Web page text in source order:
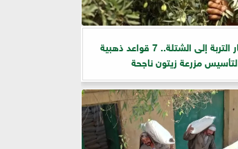
من اختيار التربة إلى الشتلة.. 7 قواعد ذهبية
لتأسيس مزرعة زيتون ناجحة